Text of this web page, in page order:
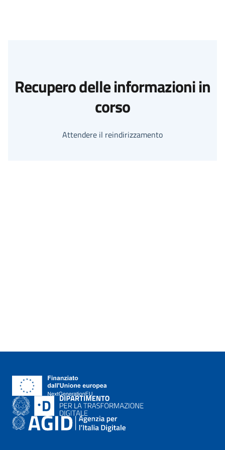
Recupero delle informazioni in
corso
Attendere il reindirizzamento